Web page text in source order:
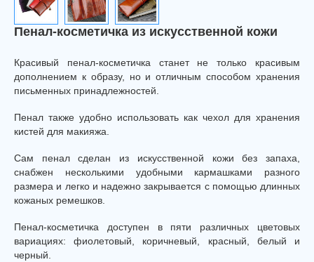
Пенал-косметичка из искусственной кожи
Красивый пенал-косметичка станет не только красивым
дополнением к образу, но и отличным способом хранения
письменных принадлежностей.
Пенал также удобно использовать как чехол для хранения
кистей для макияжа.
Сам пенал сделан из искусственной кожи без запаха,
снабжен несколькими удобными кармашками разного
размера и легко и надежно закрывается с помощью длинных
кожаных ремешков.
Пенал-косметичка доступен в пяти различных цветовых
вариациях: фиолетовый, коричневый, красный, белый и
черный.